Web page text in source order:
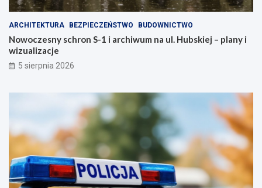
ARCHITEKTURA BEZPIECZEŃSTWO BUDOWNICTWO
Nowoczesny schron S-1 i archiwum na ul. Hubskiej – plany i
wizualizacje
5 sierpnia 2026